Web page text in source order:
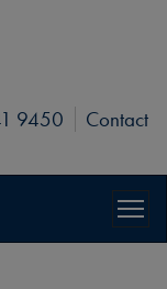
9450
Contact